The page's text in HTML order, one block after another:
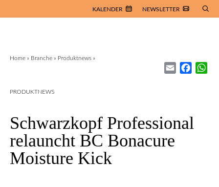
KALENDER NEWSLETTER
Home » Branche » Produktnews »
Email
PRODUKTNEWS
Schwarzkopf Professional
relauncht BC Bonacure
Moisture Kick